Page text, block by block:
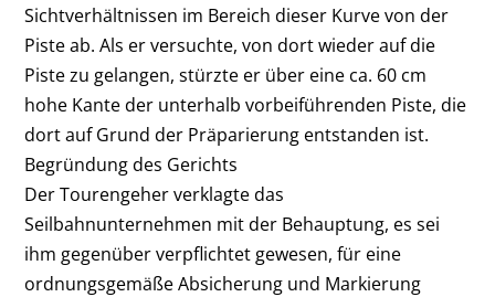
Sichtverhältnissen im Bereich dieser Kurve von der
Piste ab. Als er versuchte, von dort wieder auf die
Piste zu gelangen, stürzte er über eine ca. 60 cm
hohe Kante der unterhalb vorbeiführenden Piste, die
dort auf Grund der Präparierung entstanden ist.
Begründung des Gerichts
Der Tourengeher verklagte das
Seilbahnunternehmen mit der Behauptung, es sei
ihm gegenüber verpflichtet gewesen, für eine
ordnungsgemäße Absicherung und Markierung